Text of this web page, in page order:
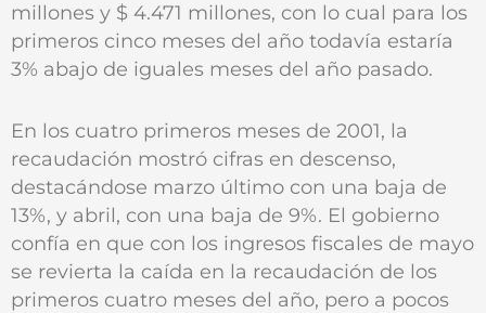
millones y $ 4.471 millones, con lo cual para los
primeros cinco meses del año todavía estaría
3% abajo de iguales meses del año pasado.
En los cuatro primeros meses de 2001, la
recaudación mostró cifras en descenso,
destacándose marzo último con una baja de
13%, y abril, con una baja de 9%. El gobierno
confía en que con los ingresos fiscales de mayo
se revierta la caída en la recaudación de los
primeros cuatro meses del año, pero a pocos